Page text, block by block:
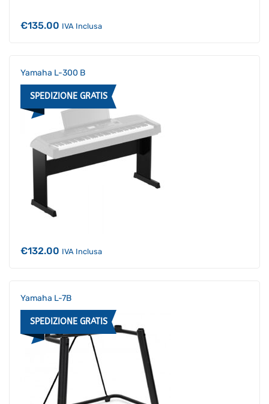
€135.00 IVA Inclusa
Yamaha L-300 B
SPEDIZIONE GRATIS
€132.00 IVA Inclusa
Yamaha L-7B
SPEDIZIONE GRATIS